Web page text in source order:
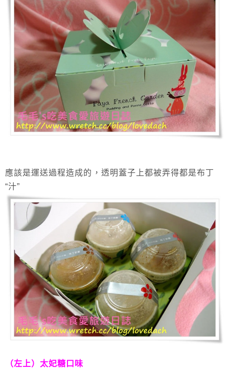
應該是運送過程造成的，透明蓋子上都被弄得都是布丁
“汁”
（左上）太妃糖口味